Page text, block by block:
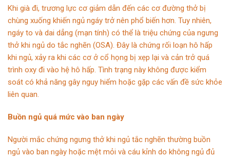
Khi già đi, trương lực cơ giảm dẫn đến các cơ đường thở bị
chùng xuống khiến ngủ ngáy trở nên phổ biến hơn. Tuy nhiên,
ngáy to và dai dẳng (mạn tính) có thể là triệu chứng của ngưng
thở khi ngủ do tắc nghẽn (OSA). Đây là chứng rối loạn hô hấp
khi ngủ, xảy ra khi các cơ ở cổ họng bị xẹp lại và cản trở quá
trình oxy đi vào hệ hô hấp. Tình trạng này không được kiểm
soát có khả năng gây nguy hiểm hoặc gặp các vấn đề sức khỏe
liên quan.
Buồn ngủ quá mức vào ban ngày
Người mắc chứng ngưng thở khi ngủ tắc nghẽn thường buồn
ngủ vào ban ngày hoặc mệt mỏi và cáu kỉnh do không ngủ đủ